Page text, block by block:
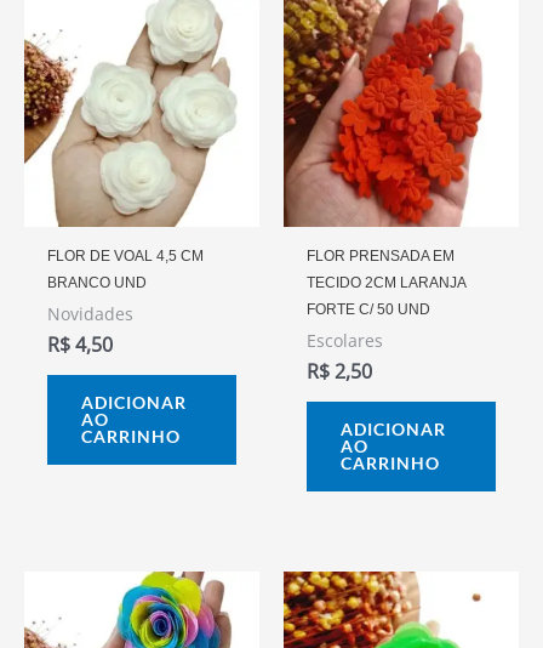
FLOR DE VOAL 4,5 CM
BRANCO UND
Novidades
R$4,50
ADICIONAR
AO
CARRINHO
FLOR PRENSADA EM
TECIDO 2CM LARANJA
FORTE C/ 50 UND
Escolares
R$2,50
ADICIONAR
AO
CARRINHO